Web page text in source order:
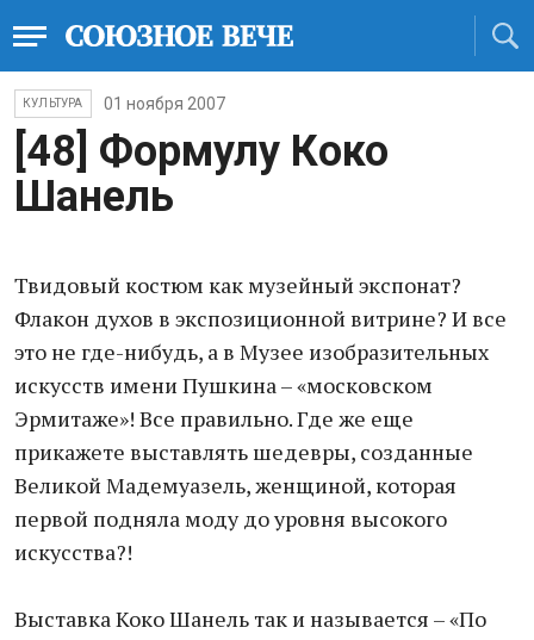
КУЛЬТУРА 01 ноября 2007
[48] Формулу Коко
Шанель
Твидовый костюм как музейный экспонат?
Флакон духов в экспозиционной витрине? И все
это не где-нибудь, а в Музее изобразительных
искусств имени Пушкина – «московском
Эрмитаже»! Все правильно. Где же еще
прикажете выставлять шедевры, созданные
Великой Мадемуазель, женщиной, которая
первой подняла моду до уровня высокого
искусства?!
Выставка Коко Шанель так и называется – «По